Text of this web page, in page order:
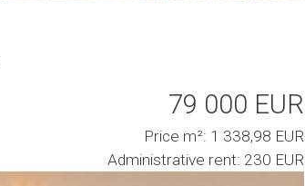
79 000 EUR
Price m²: 1 338,98 EUR
Administrative rent: 230 EUR